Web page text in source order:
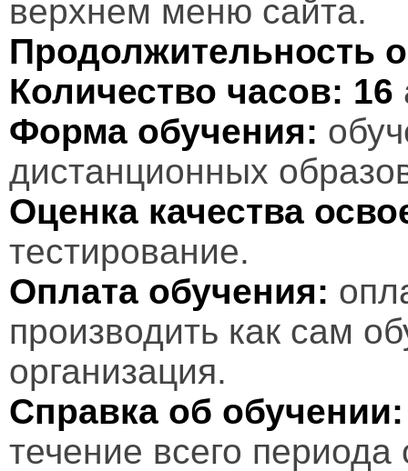
верхнем меню сайта.
Продолжительность
Количество часов: 16
Форма обучения:
дистанционных
Оценка качества
тестирование.
Оплата обучения:
производить как сам
организация.
Справка об обучении:
течение всего периода